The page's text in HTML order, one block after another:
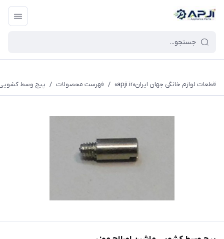
قطعات یدکی و جانبی لوازم خانگی جهان ایران
قطعات لوازم خانگی جهان ایران«apji.ir» / فهرست محصولات / پیچ وسط کشویی